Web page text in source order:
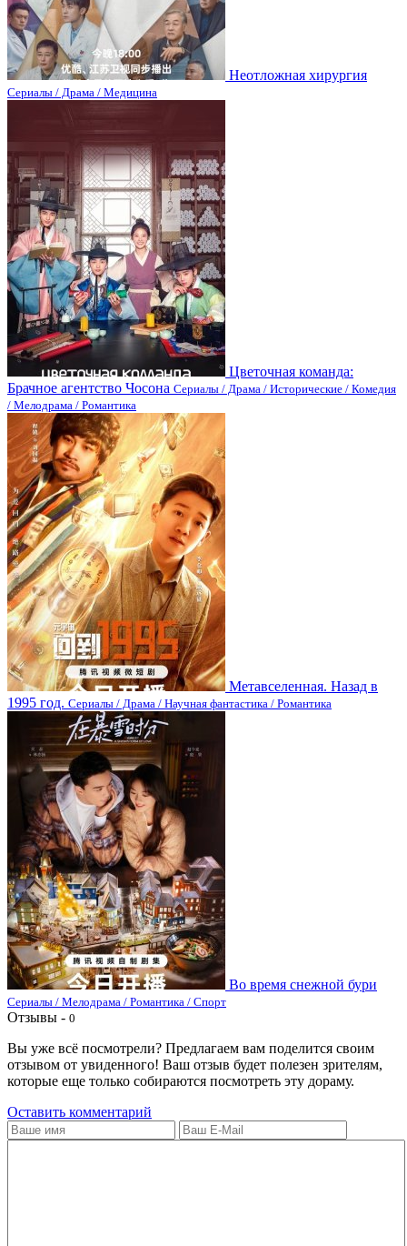
Неотложная хирургия
Сериалы / Драма / Медицина
Цветочная команда:
Брачное агентство Чосона Сериалы / Драма / Исторические / Комедия
/ Мелодрама / Романтика
Метавселенная. Назад в
1995 год. Сериалы / Драма / Научная фантастика / Романтика
Во время снежной бури
Сериалы / Мелодрама / Романтика / Спорт
Отзывы - 0
Вы уже всё посмотрели? Предлагаем вам поделится своим
отзывом от увиденного! Ваш отзыв будет полезен зрителям,
которые еще только собираются посмотреть эту дораму.
Оставить комментарий